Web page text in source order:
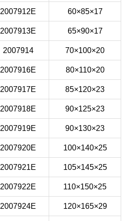
2007912E 60×85×17
2007913E 65×90×17
2007914 70×100×20
2007916E 80×110×20
2007917E 85×120×23
2007918E 90×125×23
2007919E 90×130×23
2007920E 100×140×25
2007921E 105×145×25
2007922E 110×150×25
2007924E 120×165×29